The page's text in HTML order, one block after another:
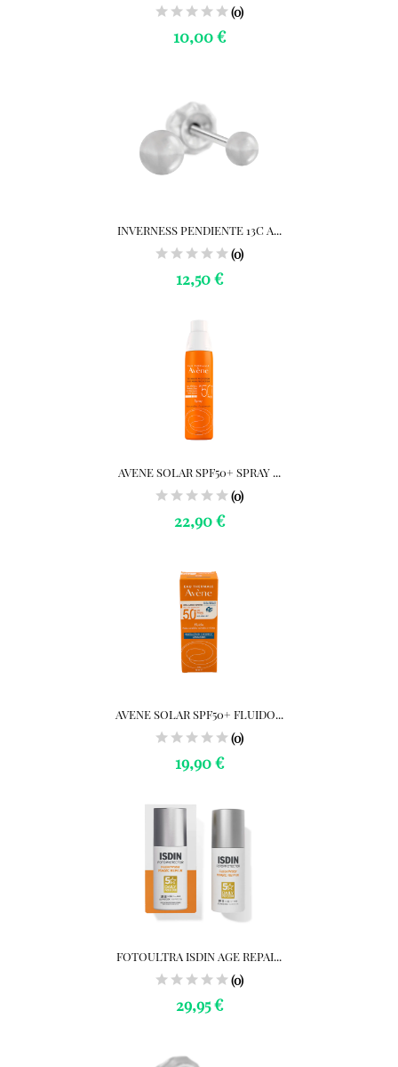
(0)
10,00 €
INVERNESS PENDIENTE 13C A...
(0)
12,50 €
AVENE SOLAR SPF50+ SPRAY ...
(0)
22,90 €
AVENE SOLAR SPF50+ FLUIDO...
(0)
19,90 €
FOTOULTRA ISDIN AGE REPAI...
(0)
29,95 €